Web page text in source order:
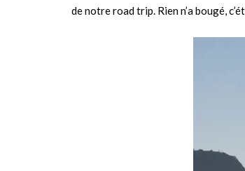
de notre road trip. Rien n’a bougé,